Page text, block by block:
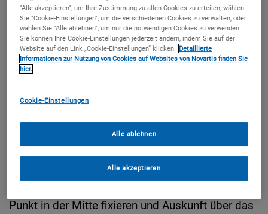
Gitter-Test zur Früherkennung einer
Makuladegeneration oder anderer
Netzhauterkrankungen durchgeführt.
Rastergitter mit geraden Linien. In der Mitte des
Gitternetzes befindet sich ein schwarzer Punkt.
Der*Die Ärzt*in legt Ihnen dieses vor und deckt
eines Ihrer Augen ab, damit eine mögliche
Schwäche des einen Auges nicht durch das
Punkt in der Mitte fixieren und Auskunft über das
"Alle akzeptieren", um Ihre Zustimmung zu allen Cookies zu erteilen, wählen
Sie "Cookie-Einstellungen", um die verschiedenen Cookies zu verwalten, oder
wählen Sie "Alle ablehnen", um nur die notwendigen Cookies zu verwenden.
Sie können Ihre Cookie-Einstellungen jederzeit ändern, indem Sie auf der
Website auf den Link „Cookie-Einstellungen“ klicken. Detaillierte
Informationen zur Nutzung von Cookies auf Websites von Novartis finden Sie
hier.
Cookie-Einstellungen
Alle ablehnen
Alle akzeptieren